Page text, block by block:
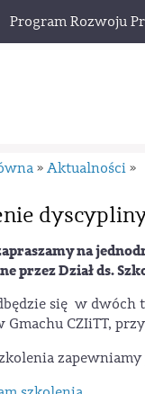
Program Rozwoju
» Aktualności »
na
przez Dział ds.
się w dwóch
Gmachu CZIiTT,